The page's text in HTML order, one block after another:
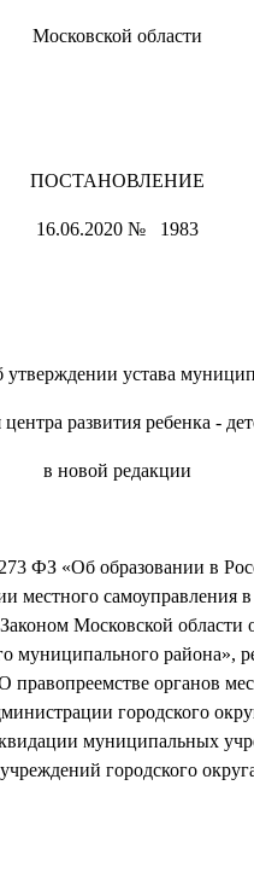
Московской области
ПОСТАНОВЛЕНИЕ
16.06.2020 № 1983
утверждении устава
развития ребенка -
в новой редакции
ФЗ «Об образовании в
самоуправления
Московской
муниципального района»,
органов
городского
муниципальных
городского